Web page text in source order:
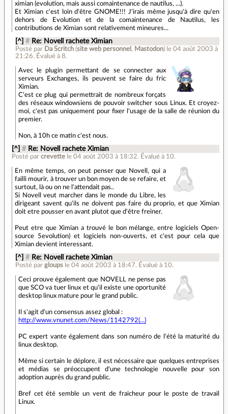
ximian (evolution, mais aussi comaintenance de nautilus, ...).
Et Ximian c'est loin d'être GNOME!!! J'irais même jusqu'à dire qu'en
dehors de Evolution et de la comaintenance de Nautilus, les
contributions de Ximian sont relativement mineures...
[^] # Re: Novell rachete Ximian
Posté par Da Scritch(site web personnel , Mastodon) le 04 août 2003 à
21:26. Évalué à 8.
Avec le plugin permettant de se connecter aux
serveurs Exchanges, ils peuvent se faire du fric
Ximian.
C'est ce plug qui permettrait de nombreux forçats
des réseaux windowsiens de pouvoir switcher sous Linux. Et croyez-
moi, c'est pas uniquement pour fixer l'usage de la salle de réunion du
premier.
Non, à 10h ce matin c'est nous.
[^] # Re: Novell rachete Ximian
Posté parcrevette le 04 août 2003 à 18:32. Évalué à 10.
En même temps, on peut penser que Novell, qui a
failli mourir, à trouver un bon moyen de se refaire, et
surtout, là ou on ne l'attendait pas..
Si Novell veut marcher dans le monde du Libre, les
dirigeant savent qu'ils ne doivent pas faire du proprio, et que Ximian
doit etre pousser en avant plutot que d'être freiner.
Peut etre que Ximian a trouvé le bon mélange, entre logiciels Open-
source 5evolution) et logiciels non-ouverts, et c'est pour cela que
Ximian devient interessant.
[^] # Re: Novell rachete Ximian
Posté par gloups le 04 août 2003 à 18:47. Évalué à 10.
Ceci prouve également que NOVELL ne pense pas
que SCO va tuer linux et qu'il existe une oportunité
desktop linux mature pour le grand public.
Il s'agit d'un consensus assez global :
http://www.vnunet.com/News/1142792(...)
PC expert vante également dans son numéro de l'été la maturité du
linux desktop.
Même si certain le déplore, il est nécessaire que quelques entreprises
et médias se préoccupent d'une technologie nouvelle pour son
adoption auprès du grand public.
Bref cet été semble un vent de fraicheur pour le poste de travail
Linux.